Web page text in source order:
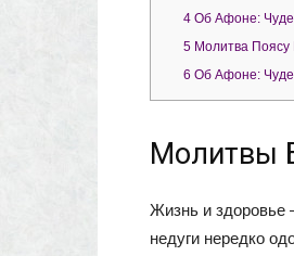
4 Об Афоне:
5 Молитва Поясу
6 Об Афоне:
Молитвы
Жизнь и здоровье
недуги нередко